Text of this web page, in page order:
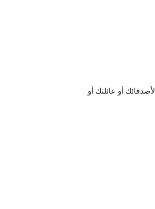
لأصدقائك أو عائلتك أو